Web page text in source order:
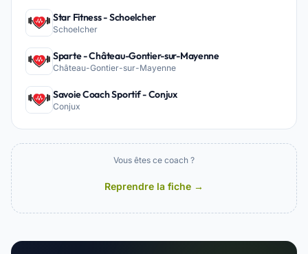
Star Fitness - Schoelcher
Schoelcher
Sparte - Château-Gontier-sur-Mayenne
Château-Gontier-sur-Mayenne
Savoie Coach Sportif - Conjux
Conjux
Vous êtes ce coach ?
Reprendre la fiche →